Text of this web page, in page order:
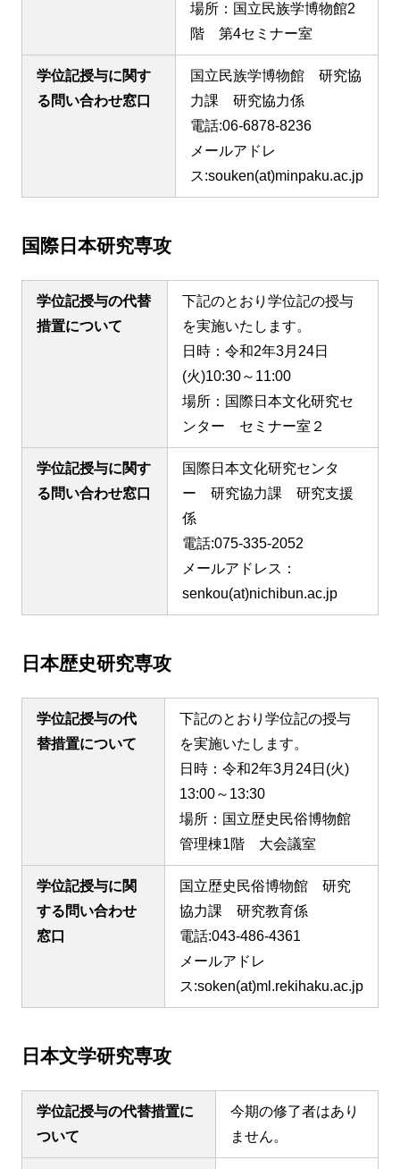
場所：国立民族学博物館2
階 第4セミナー室
学位記授与に関す
る問い合わせ窓口
国立民族学博物館 研究協
力課 研究協力係
電話:06-6878-8236
メールアドレ
ス:souken(at)minpaku.ac.jp
国際日本研究専攻
学位記授与の代替
措置について
下記のとおり学位記の授与
を実施いたします。
日時：令和2年3月24日
(火)10:30～11:00
場所：国際日本文化研究セ
ンター セミナー室２
学位記授与に関す
る問い合わせ窓口
国際日本文化研究センタ
ー 研究協力課 研究支援
係
電話:075-335-2052
メールアドレス：
senkou(at)nichibun.ac.jp
日本歴史研究専攻
学位記授与の代
替措置について
下記のとおり学位記の授与
を実施いたします。
日時：令和2年3月24日(火)
13:00～13:30
場所：国立歴史民俗博物館
管理棟1階 大会議室
学位記授与に関
する問い合わせ
窓口
国立歴史民俗博物館 研究
協力課 研究教育係
電話:043-486-4361
メールアドレ
ス:soken(at)ml.rekihaku.ac.jp
日本文学研究専攻
学位記授与の代替措置に
ついて
今期の修了者はあり
ません。